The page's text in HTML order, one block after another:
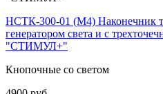
НСТК-300-01 (М4) Наконечник
генератором света и с
"СТИМУЛ+"
Кнопочные со светом